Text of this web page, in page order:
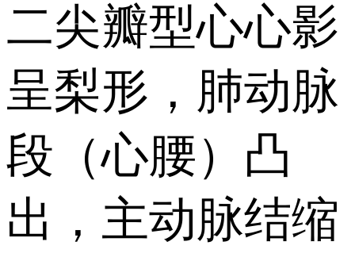
二尖瓣型心心影
呈梨形，肺动脉
段（心腰）凸
出，主动脉结缩